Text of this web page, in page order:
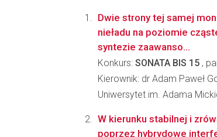
Dwie strony tej samej
nieładu na poziomie
syntezie zaawanso...
Konkurs: SONATA BIS 15 ,
Kierownik: dr Adam Paweł
Uniwersytet im. Adama
W kierunku stabilnej i
poprzez hybrydowe